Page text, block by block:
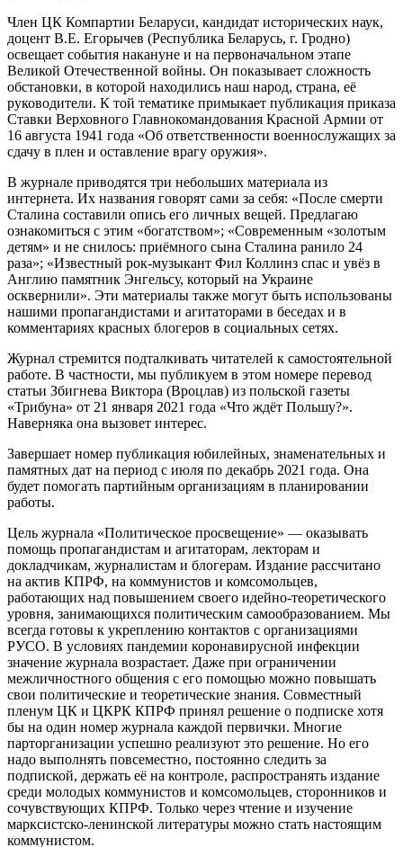
Член ЦК Компартии Беларуси, кандидат исторических наук,
доцент В.Е. Егорычев (Республика Беларусь, г. Гродно)
освещает события накануне и на первоначальном этапе
Великой Отечественной войны. Он показывает сложность
обстановки, в которой находились наш народ, страна, её
руководители. К той тематике примыкает публикация приказа
Ставки Верховного Главнокомандования Красной Армии от
16 августа 1941 года «Об ответственности военнослужащих за
сдачу в плен и оставление врагу оружия».
В журнале приводятся три небольших материала из
интернета. Их названия говорят сами за себя: «После смерти
Сталина составили опись его личных вещей. Предлагаю
ознакомиться с этим «богатством»; «Современным «золотым
детям» и не снилось: приёмного сына Сталина ранило 24
раза»; «Известный рок-музыкант Фил Коллинз спас и увёз в
Англию памятник Энгельсу, который на Украине
осквернили». Эти материалы также могут быть использованы
нашими пропагандистами и агитаторами в беседах и в
комментариях красных блогеров в социальных сетях.
Журнал стремится подталкивать читателей к самостоятельной
работе. В частности, мы публикуем в этом номере перевод
статьи Збигнева Виктора (Вроцлав) из польской газеты
«Трибуна» от 21 января 2021 года «Что ждёт Польшу?».
Наверняка она вызовет интерес.
Завершает номер публикация юбилейных, знаменательных и
памятных дат на период с июля по декабрь 2021 года. Она
будет помогать партийным организациям в планировании
работы.
Цель журнала «Политическое просвещение» — оказывать
помощь пропагандистам и агитаторам, лекторам и
докладчикам, журналистам и блогерам. Издание рассчитано
на актив КПРФ, на коммунистов и комсомольцев,
работающих над повышением своего идейно-теоретического
уровня, занимающихся политическим самообразованием. Мы
всегда готовы к укреплению контактов с организациями
РУСО. В условиях пандемии коронавирусной инфекции
значение журнала возрастает. Даже при ограничении
межличностного общения с его помощью можно повышать
свои политические и теоретические знания. Совместный
пленум ЦК и ЦКРК КПРФ принял решение о подписке хотя
бы на один номер журнала каждой первички. Многие
парторганизации успешно реализуют это решение. Но его
надо выполнять повсеместно, постоянно следить за
подпиской, держать её на контроле, распространять издание
среди молодых коммунистов и комсомольцев, сторонников и
сочувствующих КПРФ. Только через чтение и изучение
марксистско-ленинской литературы можно стать настоящим
коммунистом.